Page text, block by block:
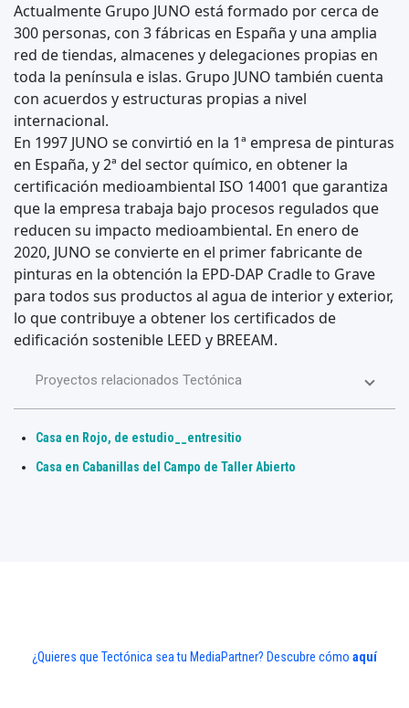
Actualmente Grupo JUNO está formado por cerca de
300 personas, con 3 fábricas en España y una amplia
red de tiendas, almacenes y delegaciones propias en
toda la península e islas. Grupo JUNO también cuenta
con acuerdos y estructuras propias a nivel
internacional.
En 1997 JUNO se convirtió en la 1ª empresa de pinturas
en España, y 2ª del sector químico, en obtener la
certificación medioambiental ISO 14001 que garantiza
que la empresa trabaja bajo procesos regulados que
reducen su impacto medioambiental. En enero de
2020, JUNO se convierte en el primer fabricante de
pinturas en la obtención la EPD-DAP Cradle to Grave
para todos sus productos al agua de interior y exterior,
lo que contribuye a obtener los certificados de
edificación sostenible LEED y BREEAM.
Proyectos relacionados Tectónica
Casa en Rojo, de estudio__entresitio
Casa en Cabanillas del Campo de Taller Abierto
¿Quieres que Tectónica sea tu MediaPartner? Descubre cómo aquí